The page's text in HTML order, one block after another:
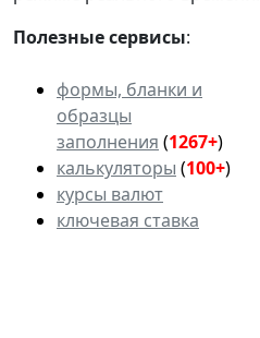
Полезные сервисы:
формы, бланки и
образцы
заполнения (1267+)
калькуляторы (100+)
курсы валют
ключевая ставка